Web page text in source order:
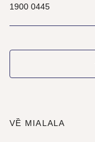
1900 0445
VỀ MIALALA